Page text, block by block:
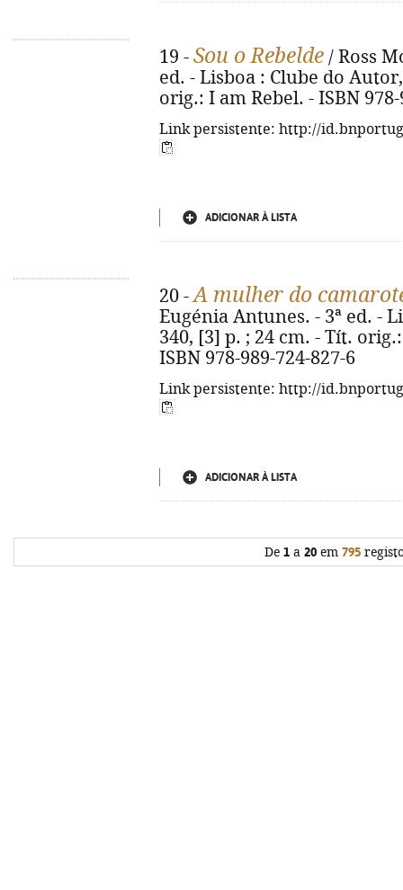
19 - Sou o Rebelde / Ross
ed. - Lisboa : Clube do
orig.: I am Rebel. - ISBN 978-
Link persistente: http://
ADICIONAR À LISTA
20 -A mulher do
Eugénia Antunes. - 3ª ed. -
340, [3] p. ; 24 cm. - Tít.
ISBN 978-989-724-827-6
Link persistente: http://
ADICIONAR À LISTA
De 1 a 20 em 795